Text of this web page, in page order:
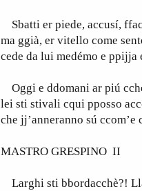
Sbatti er piede, accusí,
ma ggià, er vitello come
cede da lui medémo e ppijja
Oggi e ddomani ar piú
lei sti stivali cqui pposso
che jj’anneranno sú ccom’e
MASTRO GRESPINO II
Larghi sti bbordacchè?!